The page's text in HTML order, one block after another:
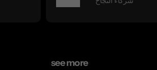
see more